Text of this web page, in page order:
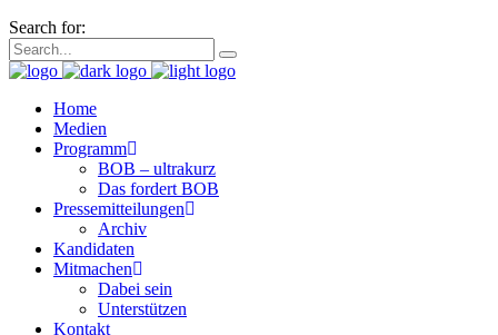
Search for:
Home
Medien
Programm
BOB – ultrakurz
Das fordert BOB
Pressemitteilungen
Archiv
Kandidaten
Mitmachen
Dabei sein
Unterstützen
Kontakt